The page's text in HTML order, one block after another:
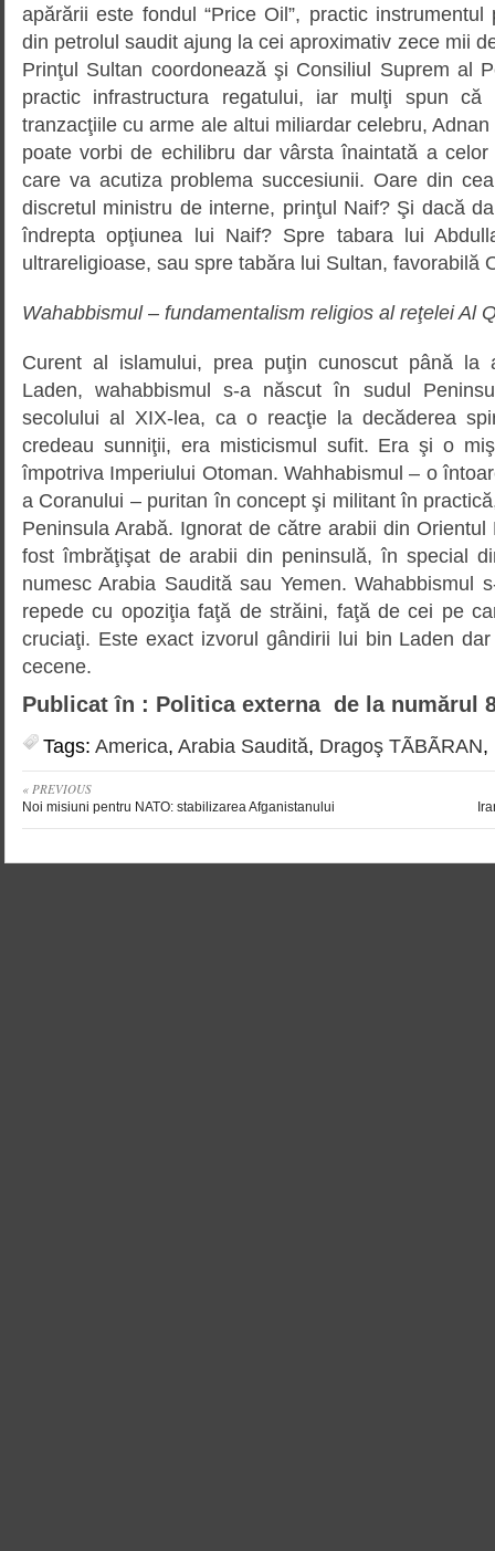
apărării este fondul “Price Oil”, practic
din petrolul saudit ajung la cei aproximativ zece mii
Prinţul Sultan coordonează şi Consiliul Suprem al
practic infrastructura regatului, iar mulţi spun
tranzacţiile cu arme ale altui miliardar celebru,
poate vorbi de echilibru dar vârsta înaintată a
care va acutiza problema succesiunii. Oare din
discretul ministru de interne, prinţul Naif? Şi dacă
îndrepta opţiunea lui Naif? Spre tabara lui
ultrareligioase, sau spre tabăra lui Sultan, favorabilă
Wahabbismul – fundamentalism religios al reţelei Al
Curent al islamului, prea puţin cunoscut până la
Laden, wahabbismul s-a născut în sudul
secolului al XIX-lea, ca o reacţie la decăderea
credeau sunniţii, era misticismul sufit. Era şi o
împotriva Imperiului Otoman. Wahhabismul – o
a Coranului – puritan în concept şi militant în
Peninsula Arabă. Ignorat de către arabii din
fost îmbrăţişat de arabii din peninsulă, în special
numesc Arabia Saudită sau Yemen. Wahabbismul
repede cu opoziţia faţă de străini, faţă de cei pe
cruciaţi. Este exact izvorul gândirii lui bin Laden
cecene.
Publicat în : Politica externa de la numărul
Tags: America, Arabia Saudită, Dragoş TÃBÃRAN,
« PREVIOUS
Noi misiuni pentru NATO: stabilizarea Afganistanului